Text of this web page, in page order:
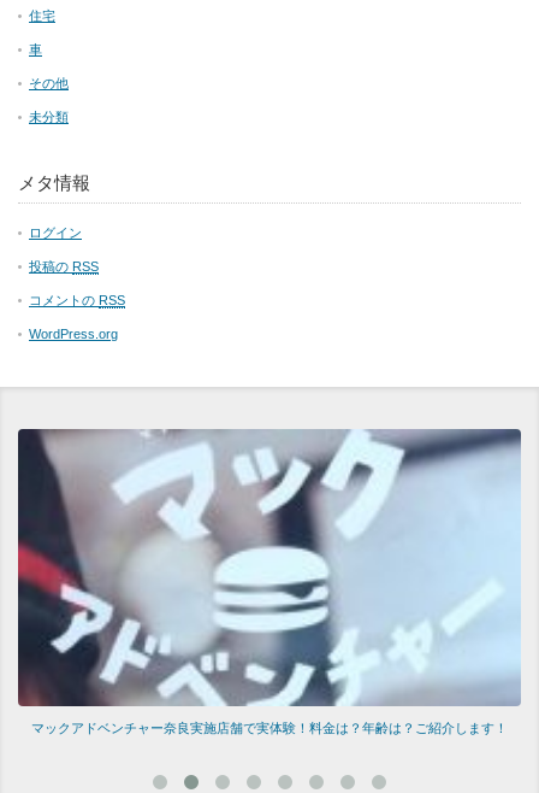
住宅
車
その他
未分類
メタ情報
ログイン
投稿の RSS
コメントの RSS
WordPress.org
マックアドベンチャー奈良実施店舗で実体験！料金は？年齢は？ご紹介します！